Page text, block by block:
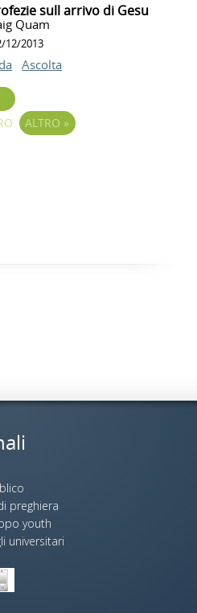
sull arrivo di Gesu
Quam
12/2013
Ascolta
ALTRO »
preghiera
youth
universitari